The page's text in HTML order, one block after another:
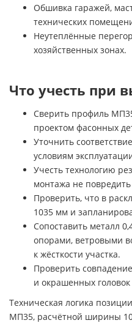
Обшивка гаражей,
технических
Неутеплённые
хозяйственных зонах.
Что учесть при
Сверить профиль
проектом фасонных
Уточнить
условиям
Учесть технологию
монтажа не
Проверить, что в
1035 мм и
Сопоставить металл
опорами, ветровыми
к жёсткости участка.
Проверить
и окрашенных
Техническая логика
МП35, расчётной ширины